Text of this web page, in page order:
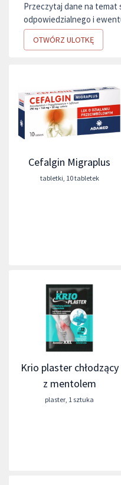
Przeczytaj dane na temat
odpowiedzialnego i
OTWÓRZ ULOTKĘ
Cefalgin Migraplus
tabletki 10 tabletek
Krio plaster chłodzący
z mentolem
plaster 1 sztuka